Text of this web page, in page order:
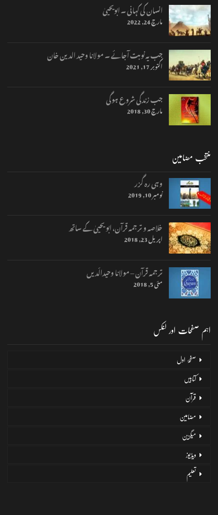
انسان کی کہانی ۔ ابویحییٰ
مارچ 24, 2022
جب یہ نوبت آجائے ۔ مولانا وحید الدین خان
اکتوبر 17, 2021
جب زندگی شروع ہوگی
مارچ 30, 2018
منتخب مضامین
وہی رہ گزر
نومبر 10, 2019
خلاصہ و ترجمہ قرآن، ابو یحییٰ کے ساتھ
اپریل 23, 2018
ترجمہ قرآن – مولانا وحیدالّدیں
مئی 5, 2018
اہم صفحات اور لنکس
صفحۂ اول
کتابیں
قرآن
مضامین
میگزین
ویڈیوز
تعلیم